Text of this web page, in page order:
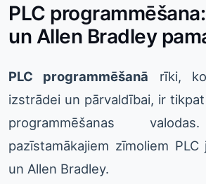
PLC
un Allen Bradley
PLC programmēšanā rīki,
izstrādei un pārvaldībai, ir
programmēšanas
pazīstamākajiem zīmoliem
un Allen Bradley.